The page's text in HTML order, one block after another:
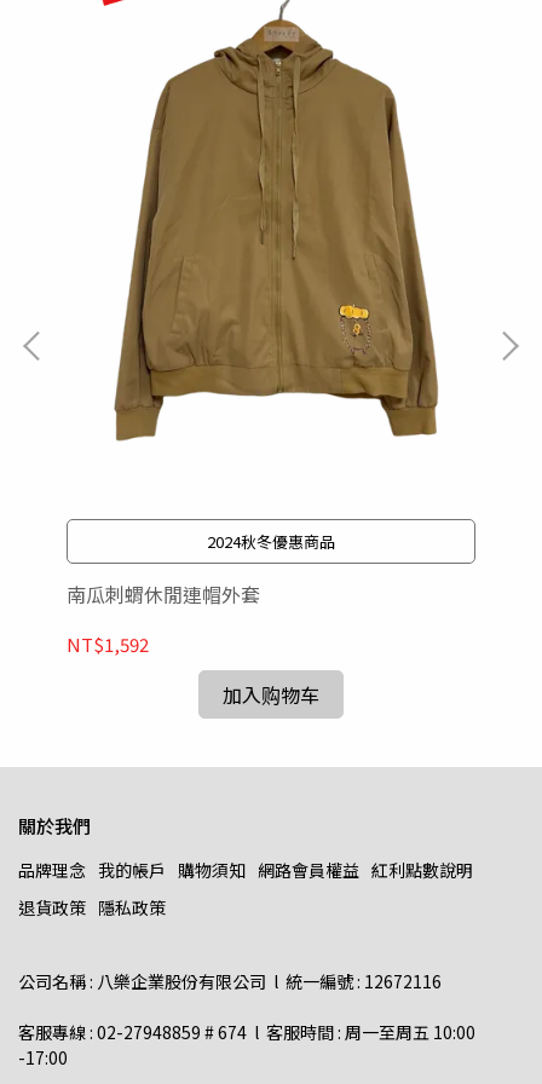
2024秋冬優惠商品
南瓜刺蝟休閒連帽外套
NT$1,592
加入购物车
關於我們
品牌理念 我的帳戶 購物須知 網路會員權益 紅利點數說明
退貨政策 隱私政策
公司名稱 : 八樂企業股份有限公司  l  統一編號 : 12672116
客服專線 : 02-27948859 # 674  l  客服時間 : 周一至周五 10:00
-17:00